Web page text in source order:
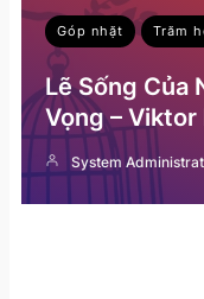
Góp nhặt Trăm
Lẽ Sống Của
Vọng – Viktor
System